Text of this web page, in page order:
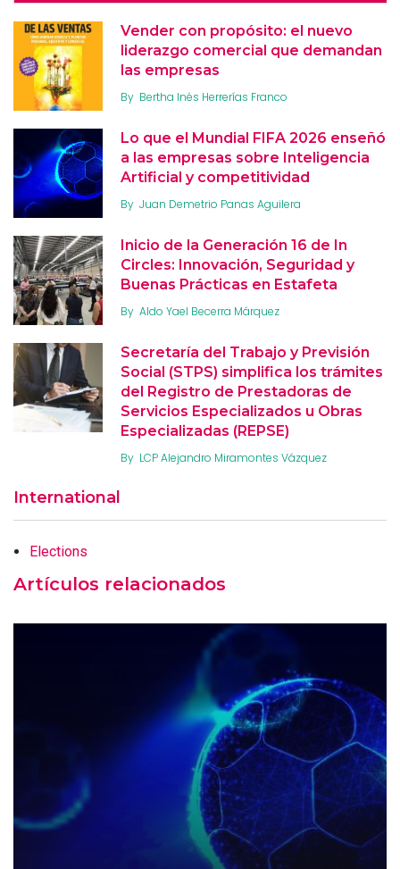
Vender con propósito: el nuevo
liderazgo comercial que demandan
las empresas
By Bertha Inés Herrerías Franco
Lo que el Mundial FIFA 2026 enseñó
a las empresas sobre Inteligencia
Artificial y competitividad
By Juan Demetrio Panas Aguilera
Inicio de la Generación 16 de In
Circles: Innovación, Seguridad y
Buenas Prácticas en Estafeta
By Aldo Yael Becerra Márquez
Secretaría del Trabajo y Previsión
Social (STPS) simplifica los trámites
del Registro de Prestadoras de
Servicios Especializados u Obras
Especializadas (REPSE)
By LCP Alejandro Miramontes Vázquez
International
Elections
Artículos relacionados